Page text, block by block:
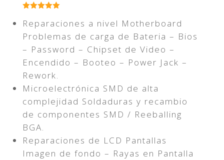
Reparaciones a nivel Motherboard
Problemas de carga de Bateria – Bios
– Password – Chipset de Video –
Encendido – Booteo – Power Jack –
Rework.
Microelectrónica SMD de alta
complejidad Soldaduras y recambio
de componentes SMD / Reeballing
BGA.
Reparaciones de LCD Pantallas
Imagen de fondo – Rayas en Pantalla